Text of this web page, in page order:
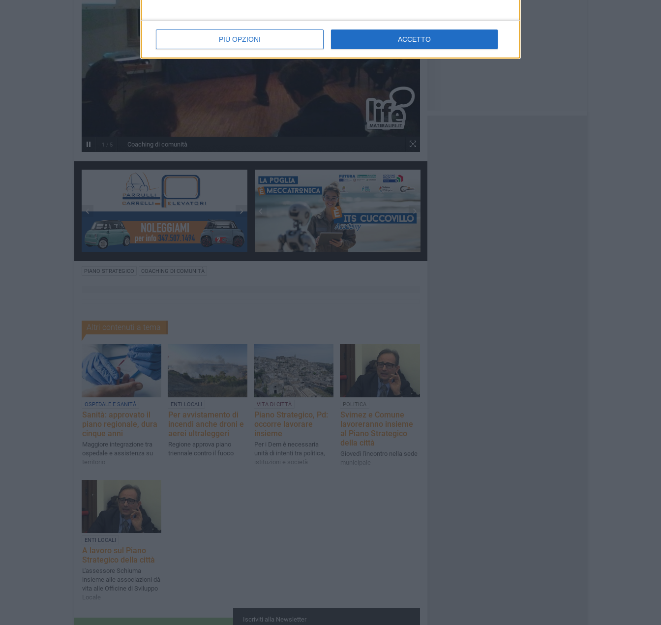
PIÙ OPZIONI ACCETTO
2 / 5 Coaching di comunità
PIANO STRATEGICO COACHING DI COMUNITÀ
Altri contenuti a tema
OSPEDALE E SANITÀ
Sanità: approvato il
piano regionale, dura
cinque anni
Maggiore integrazione tra
ospedale e assistenza su
territorio
ENTI LOCALI
Per avvistamento di
incendi anche droni e
aerei ultraleggeri
Regione approva piano
triennale contro il fuoco
VITA DI CITTÀ
Piano Strategico, Pd:
occorre lavorare
insieme
Per i Dem è necessaria
unità di intenti tra politica,
istituzioni e società
POLITICA
Svimez e Comune
lavoreranno insieme
al Piano Strategico
della città
Giovedì l'incontro nella sede
municipale
ENTI LOCALI
A lavoro sul Piano
Strategico della città
L'assessore Schiuma
insieme alle associazioni dà
vita alle Officine di Sviluppo
Locale
Iscriviti alla Newsletter